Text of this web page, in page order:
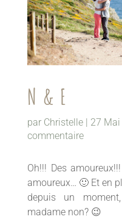
N & E
par Christelle| 27
commentaire
Oh!!! Des
amoureux… 🙂 Et en
depuis un
madame non? 😉